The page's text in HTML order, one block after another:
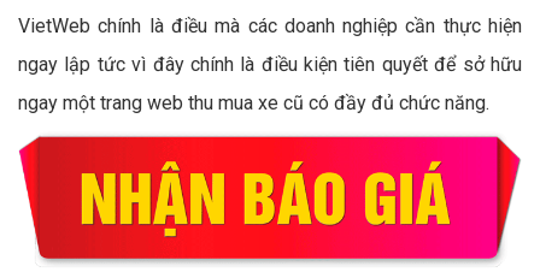
VietWeb chính là điều mà các doanh nghiệp cần thực hiện
ngay lập tức vì đây chính là điều kiện tiên quyết để sở hữu
ngay một trang web thu mua xe cũ có đầy đủ chức năng.